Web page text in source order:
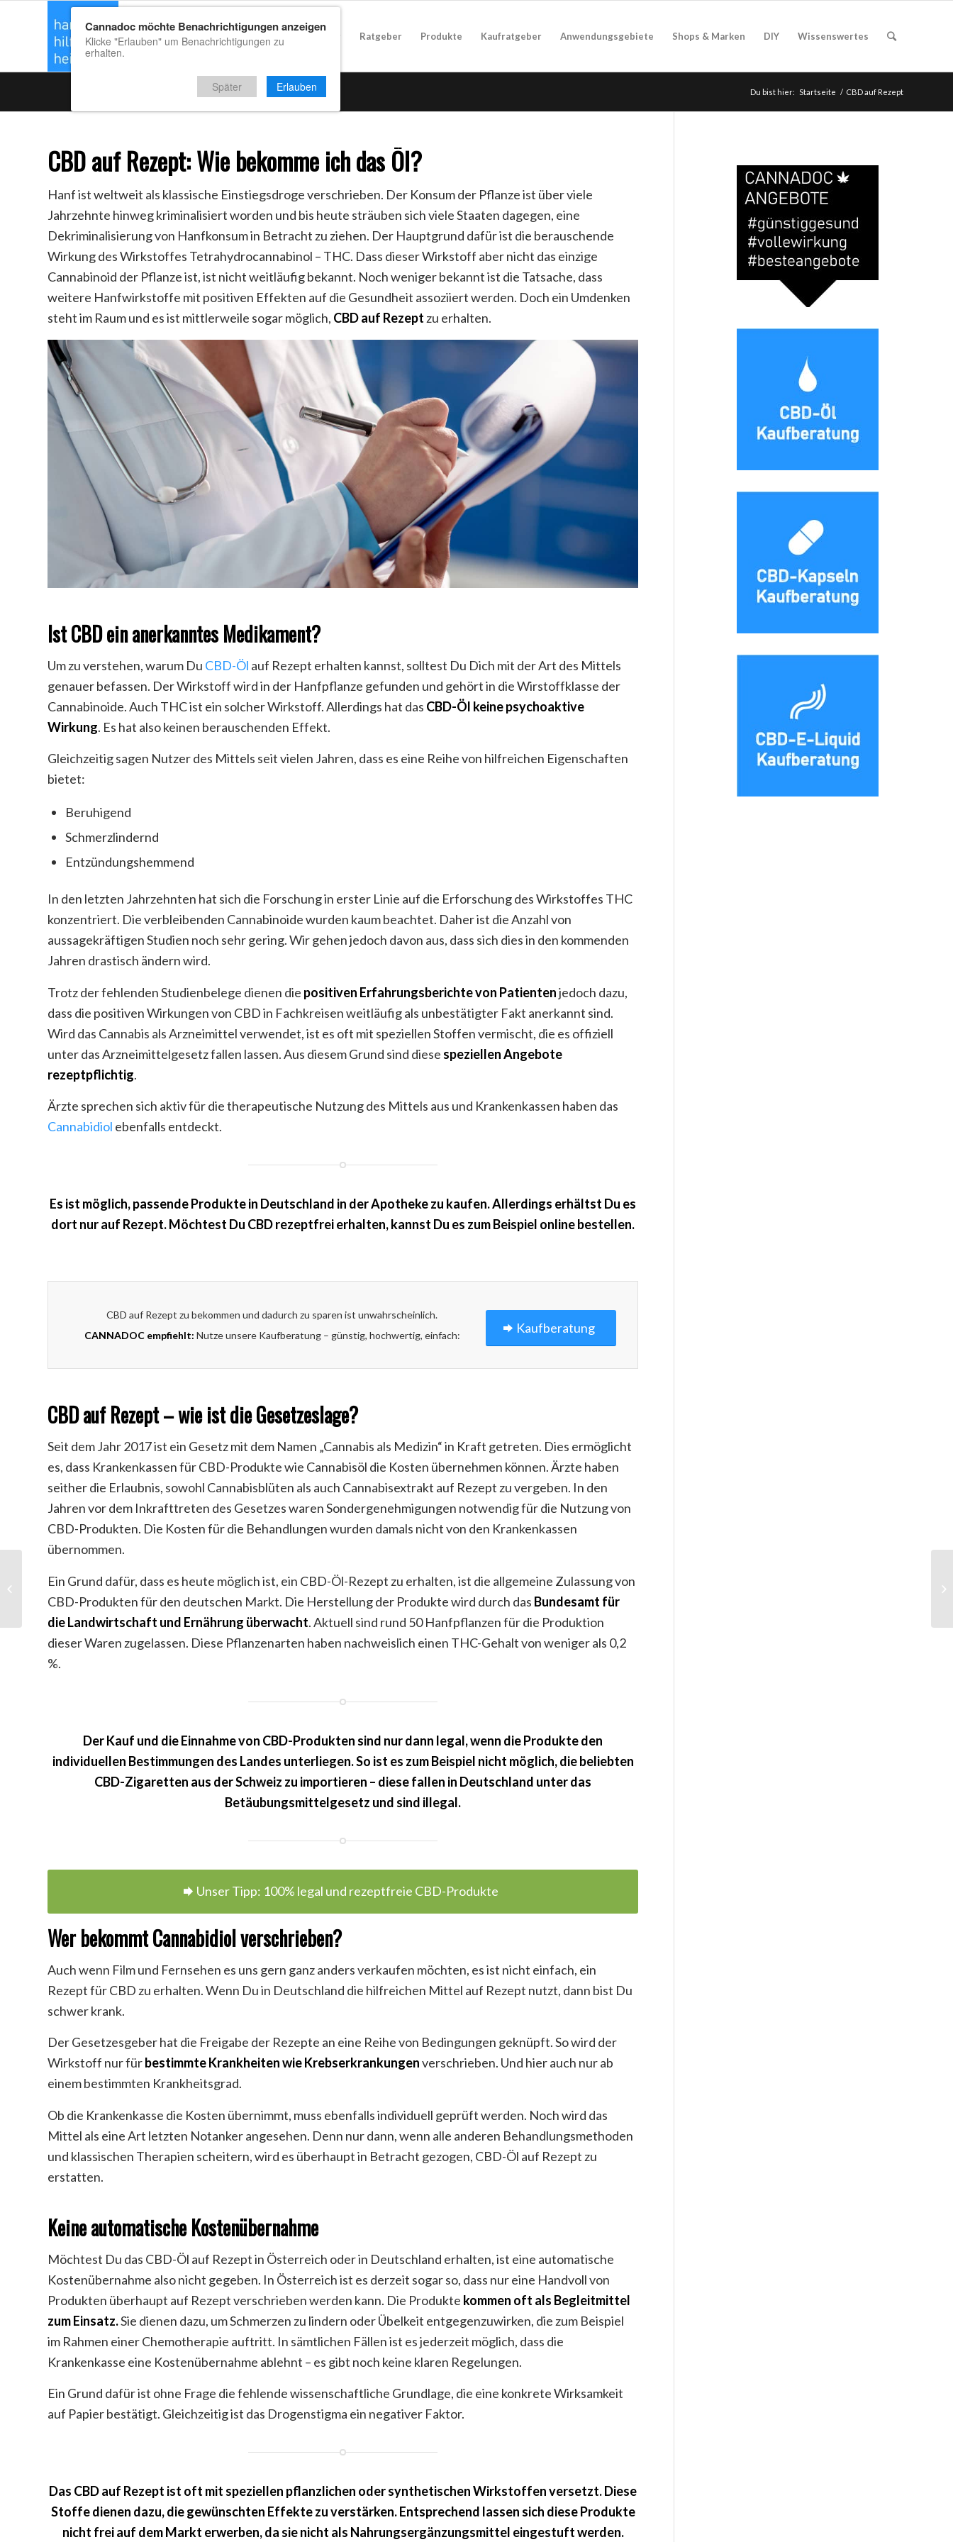
CBD Kaufratgeber Ratgeber Produkte Kaufratgeber Anwendungsgebiete Shops & Marken DIY Wissenswertes
Du bist hier: Startseite / CBD auf Rezept
CBD auf Rezept: Wie bekomme ich das Öl?
Hanf ist weltweit als klassische Einstiegsdroge verschrieben. Der Konsum der Pflanze ist über viele
Jahrzehnte hinweg kriminalisiert worden und bis heute sträuben sich viele Staaten dagegen, eine
Dekriminalisierung von Hanfkonsum in Betracht zu ziehen. Der Hauptgrund dafür ist die berauschende
Wirkung des Wirkstoffes Tetrahydrocannabinol – THC. Dass dieser Wirkstoff aber nicht das einzige
Cannabinoid der Pflanze ist, ist nicht weitläufig bekannt. Noch weniger bekannt ist die Tatsache, dass
weitere Hanfwirkstoffe mit positiven Effekten auf die Gesundheit assoziiert werden. Doch ein Umdenken
steht im Raum und es ist mittlerweile sogar möglich, CBD auf Rezept zu erhalten.
Ist CBD ein anerkanntes Medikament?
Um zu verstehen, warum Du CBD-Öl auf Rezept erhalten kannst, solltest Du Dich mit der Art des Mittels
genauer befassen. Der Wirkstoff wird in der Hanfpflanze gefunden und gehört in die Wirstoffklasse der
Cannabinoide. Auch THC ist ein solcher Wirkstoff. Allerdings hat das CBD-Öl keine psychoaktive
Wirkung. Es hat also keinen berauschenden Effekt.
Gleichzeitig sagen Nutzer des Mittels seit vielen Jahren, dass es eine Reihe von hilfreichen Eigenschaften
bietet:
Beruhigend
Schmerzlindernd
Entzündungshemmend
In den letzten Jahrzehnten hat sich die Forschung in erster Linie auf die Erforschung des Wirkstoffes THC
konzentriert. Die verbleibenden Cannabinoide wurden kaum beachtet. Daher ist die Anzahl von
aussagekräftigen Studien noch sehr gering. Wir gehen jedoch davon aus, dass sich dies in den kommenden
Jahren drastisch ändern wird.
Trotz der fehlenden Studienbelege dienen die positiven Erfahrungsberichte von Patientenjedoch dazu,
dass die positiven Wirkungen von CBD in Fachkreisen weitläufig als unbestätigter Fakt anerkannt sind.
Wird das Cannabis als Arzneimittel verwendet, ist es oft mit speziellen Stoffen vermischt, die es offiziell
unter das Arzneimittelgesetz fallen lassen. Aus diesem Grund sind diese speziellen Angebote
rezeptpflichtig.
Ärzte sprechen sich aktiv für die therapeutische Nutzung des Mittels aus und Krankenkassen haben das
Cannabidiol ebenfalls entdeckt.
Es ist möglich, passende Produkte in Deutschland in der Apotheke zu kaufen. Allerdings erhältst Du es
dort nur auf Rezept. Möchtest Du CBD rezeptfrei erhalten, kannst Du es zum Beispiel online bestellen.
CBD auf Rezept zu bekommen und dadurch zu sparen ist unwahrscheinlich.
CANNADOC empfiehlt: Nutze unsere Kaufberatung – günstig, hochwertig, einfach: Kaufberatung
CBD auf Rezept – wie ist die Gesetzeslage?
Seit dem Jahr 2017 ist ein Gesetz mit dem Namen „Cannabis als Medizin“ in Kraft getreten. Dies ermöglicht
es, dass Krankenkassen für CBD-Produkte wie Cannabisöl die Kosten übernehmen können. Ärzte haben
seither die Erlaubnis, sowohl Cannabisblüten als auch Cannabisextrakt auf Rezept zu vergeben. In den
Jahren vor dem Inkrafttreten des Gesetzes waren Sondergenehmigungen notwendig für die Nutzung von
CBD-Produkten. Die Kosten für die Behandlungen wurden damals nicht von den Krankenkassen
übernommen.
Ein Grund dafür, dass es heute möglich ist, ein CBD-Öl-Rezept zu erhalten, ist die allgemeine Zulassung von
CBD-Produkten für den deutschen Markt. Die Herstellung der Produkte wird durch das Bundesamt für
die Landwirtschaft und Ernährung überwacht. Aktuell sind rund 50 Hanfpflanzen für die Produktion
dieser Waren zugelassen. Diese Pflanzenarten haben nachweislich einen THC-Gehalt von weniger als 0,2
%.
Der Kauf und die Einnahme von CBD-Produkten sind nur dann legal, wenn die Produkte den
individuellen Bestimmungen des Landes unterliegen. So ist es zum Beispiel nicht möglich, die beliebten
CBD-Zigaretten aus der Schweiz zu importieren – diese fallen in Deutschland unter das
Betäubungsmittelgesetz und sind illegal.
Unser Tipp: 100% legal und rezeptfreie CBD-Produkte
Wer bekommt Cannabidiol verschrieben?
Auch wenn Film und Fernsehen es uns gern ganz anders verkaufen möchten, es ist nicht einfach, ein
Rezept für CBD zu erhalten. Wenn Du in Deutschland die hilfreichen Mittel auf Rezept nutzt, dann bist Du
schwer krank.
Der Gesetzesgeber hat die Freigabe der Rezepte an eine Reihe von Bedingungen geknüpft. So wird der
Wirkstoff nur fürbestimmte Krankheiten wie Krebserkrankungenverschrieben. Und hier auch nur ab
einem bestimmten Krankheitsgrad.
Ob die Krankenkasse die Kosten übernimmt, muss ebenfalls individuell geprüft werden. Noch wird das
Mittel als eine Art letzten Notanker angesehen. Denn nur dann, wenn alle anderen Behandlungsmethoden
und klassischen Therapien scheitern, wird es überhaupt in Betracht gezogen, CBD-Öl auf Rezept zu
erstatten.
Keine automatische Kostenübernahme
Möchtest Du das CBD-Öl auf Rezept in Österreich oder in Deutschland erhalten, ist eine automatische
Kostenübernahme also nicht gegeben. In Österreich ist es derzeit sogar so, dass nur eine Handvoll von
Produkten überhaupt auf Rezept verschrieben werden kann. Die Produkte kommen oft als Begleitmittel
zum Einsatz.Sie dienen dazu, um Schmerzen zu lindern oder Übelkeit entgegenzuwirken, die zum Beispiel
im Rahmen einer Chemotherapie auftritt. In sämtlichen Fällen ist es jederzeit möglich, dass die
Krankenkasse eine Kostenübernahme ablehnt – es gibt noch keine klaren Regelungen.
Ein Grund dafür ist ohne Frage die fehlende wissenschaftliche Grundlage, die eine konkrete Wirksamkeit
auf Papier bestätigt. Gleichzeitig ist das Drogenstigma ein negativer Faktor.
Das CBD auf Rezept ist oft mit speziellen pflanzlichen oder synthetischen Wirkstoffen versetzt. Diese
Stoffe dienen dazu, die gewünschten Effekte zu verstärken. Entsprechend lassen sich diese Produkte
nicht frei auf dem Markt erwerben, da sie nicht als Nahrungsergänzungsmittel eingestuft werden.
CBD gegen
Depressionen
Cannadoc möchte Benachrichtigungen anzeigen
Klicke "Erlauben" um Benachrichtigungen zu
erhalten.
Später Erlauben